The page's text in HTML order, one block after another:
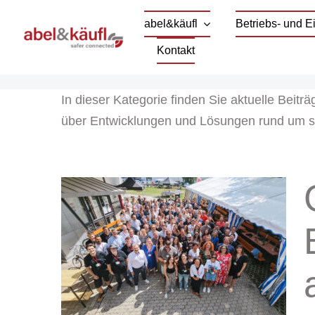
abel&käufl Betriebs- und
Kontakt
In dieser Kategorie finden Sie aktuelle
über Entwicklungen und Lösungen rund um